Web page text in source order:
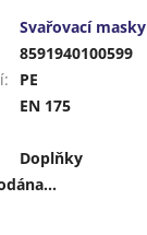
Svařovací masky
8591940100599
:
PE
EN 175
Doplňky